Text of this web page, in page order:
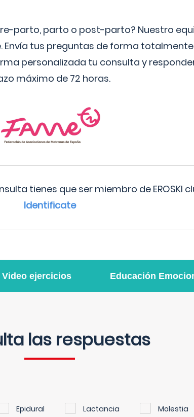
parto, parto o post-parto? Nuestro
tus preguntas de forma
personalizada tu consulta y
máximo de 72 horas.
tienes que ser miembro de EROSKI
Identificate
Video ejercicios Educación
las respuestas
Epidural Lactancia Molestia